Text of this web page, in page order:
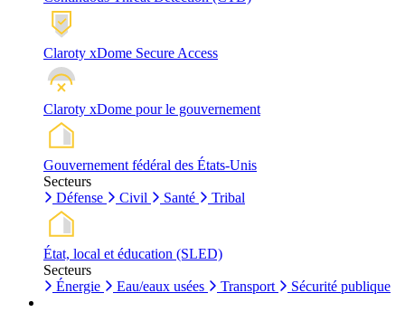
Claroty xDome Secure Access
Claroty xDome pour le gouvernement
Gouvernement fédéral des États-Unis
Secteurs
Défense
Civil Santé Tribal
État, local et éducation (SLED)
Secteurs
Énergie
Eau/eaux usées Transport Sécurité publique